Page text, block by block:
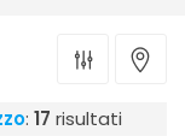
: 17 risultati